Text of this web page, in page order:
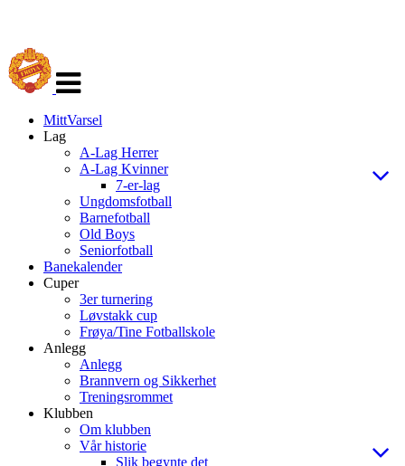
navigasjon
MittVarsel
Lag
A-Lag Herrer
A-Lag Kvinner
7-er-lag
Ungdomsfotball
Barnefotball
Old Boys
Seniorfotball
Banekalender
Cuper
3er turnering
Løvstakk cup
Frøya/Tine Fotballskole
Anlegg
Anlegg
Brannvern og Sikkerhet
Treningsrommet
Klubben
Om klubben
Vår historie
Slik begynte det